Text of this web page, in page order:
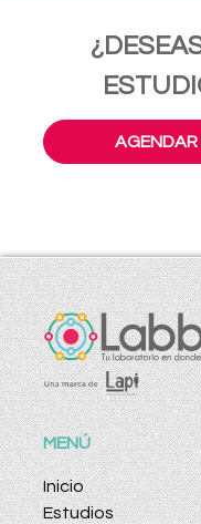
AGENDAR
MENÚ
Inicio
Estudios